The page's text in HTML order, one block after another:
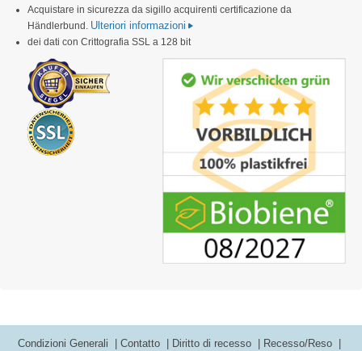
Acquistare in sicurezza da sigillo acquirenti certificazione da
Händlerbund. Ulteriori informazioni
dei dati con Crittografia SSL a 128 bit
Condizioni Generali Contatto Diritto di recesso
Recesso/Reso